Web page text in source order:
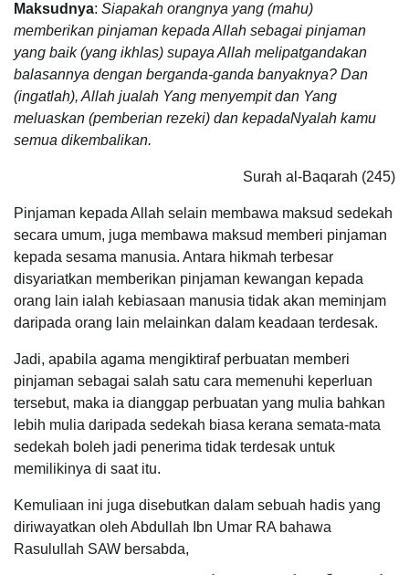
Maksudnya: Siapakah orangnya yang (mahu)
memberikan pinjaman kepada Allah sebagai pinjaman
yang baik (yang ikhlas) supaya Allah melipatgandakan
balasannya dengan berganda-ganda banyaknya? Dan
(ingatlah), Allah jualah Yang menyempit dan Yang
meluaskan (pemberian rezeki) dan kepadaNyalah kamu
semua dikembalikan.
Surah al-Baqarah (245)
Pinjaman kepada Allah selain membawa maksud sedekah
secara umum, juga membawa maksud memberi pinjaman
kepada sesama manusia. Antara hikmah terbesar
disyariatkan memberikan pinjaman kewangan kepada
orang lain ialah kebiasaan manusia tidak akan meminjam
daripada orang lain melainkan dalam keadaan terdesak.
Jadi, apabila agama mengiktiraf perbuatan memberi
pinjaman sebagai salah satu cara memenuhi keperluan
tersebut, maka ia dianggap perbuatan yang mulia bahkan
lebih mulia daripada sedekah biasa kerana semata-mata
sedekah boleh jadi penerima tidak terdesak untuk
memilikinya di saat itu.
Kemuliaan ini juga disebutkan dalam sebuah hadis yang
diriwayatkan oleh Abdullah Ibn Umar RA bahawa
Rasulullah SAW bersabda,